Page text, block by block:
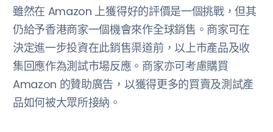
雖然在 Amazon 上獲得好的評價是一個挑戰，但其
仍給予香港商家一個機會來作全球銷售。商家可在
決定進一步投資在此銷售渠道前，以上市產品及收
集回應作為測試市場反應。商家亦可考慮購買
Amazon 的贊助廣告，以獲得更多的買賣及測試產
品如何被大眾所接納。